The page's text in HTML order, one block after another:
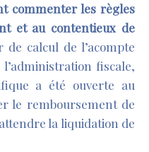
commenter les règles
et au contentieux de
de calcul de l’acompte
fiscale,
a été ouverte au
le remboursement de
la liquidation de